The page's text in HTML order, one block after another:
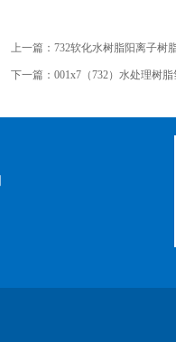
上一篇： 732软化水树脂阳离子树
下一篇： 001x7（732）水处理树